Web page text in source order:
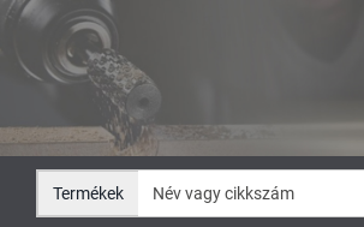
Ugrás
tartalomhoz
Ugrás
navigációhoz
Termékek